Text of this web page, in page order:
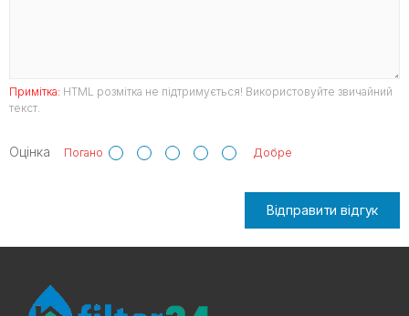
Примітка: HTML розмітка не підтримується! Використовуйте звичайний
текст.
Оцінка Погано Добре
Відправити відгук